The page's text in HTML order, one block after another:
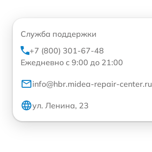
Служба поддержки
+7 (800) 301-67-48
Ежедневно с 9:00 до 21:00
info@hbr.midea-repair-center.ru
ул. Ленина, 23